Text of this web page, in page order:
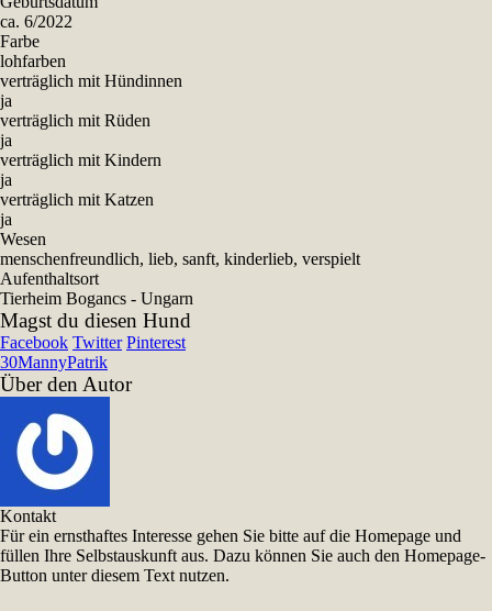
ca. 6/2022
Farbe
lohfarben
verträglich mit Hündinnen
ja
verträglich mit Rüden
ja
verträglich mit Kindern
ja
verträglich mit Katzen
ja
Wesen
menschenfreundlich, lieb, sanft, kinderlieb, verspielt
Aufenthaltsort
Tierheim Bogancs - Ungarn
Magst du diesen Hund
Facebook Twitter Pinterest
30MannyPatrik
Über den Autor
Kontakt
Für ein ernsthaftes Interesse gehen Sie bitte auf die Homepage und
füllen Ihre Selbstauskunft aus. Dazu können Sie auch den Homepage-
Button unter diesem Text nutzen.